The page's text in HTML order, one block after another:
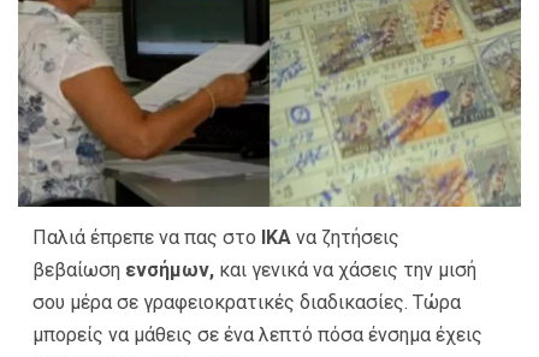
Παλιά έπρεπε να πας στο ΙΚΑ να ζητήσεις
βεβαίωση ενσήμων, και γενικά να χάσεις την μισή
σου μέρα σε γραφειοκρατικές διαδικασίες. Τώρα
μπορείς να μάθεις σε ένα λεπτό πόσα ένσημα έχεις